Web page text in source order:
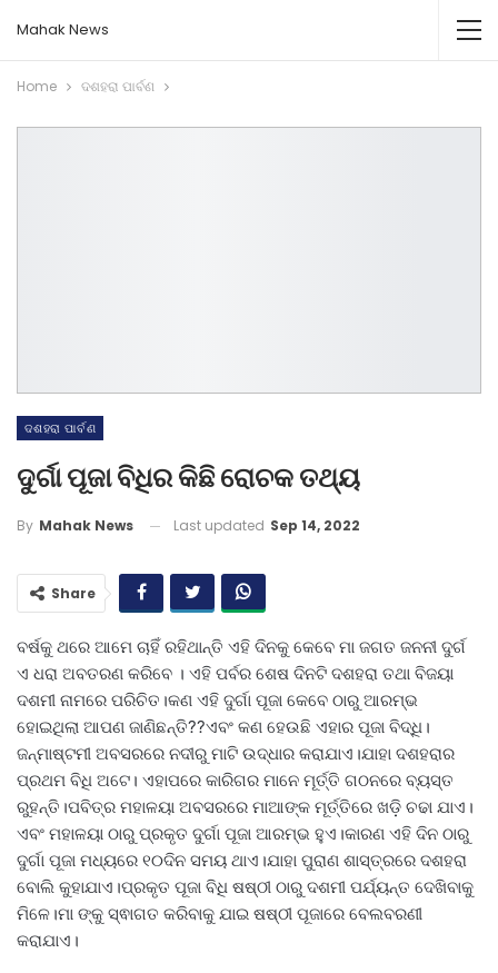
Mahak News
Home ଦଶହରା ପାର୍ବଣ
ଦଶହରା ପାର୍ବଣ
ଦୁର୍ଗା ପୂଜା ବିଧିର କିଛି ରୋଚକ ତଥ୍ୟ
By Mahak News Last updated Sep 14, 2022
Share
ବର୍ଷକୁ ଥରେ ଆମେ ଚାହିଁ ରହିଥାନ୍ତି ଏହି ଦିନକୁ କେବେ ମା ଜଗତ ଜନନୀ ଦୁର୍ଗ
ଏ ଧରା ଅବତରଣ କରିବେ । ଏହି ପର୍ବର ଶେଷ ଦିନଟି ଦଶହରା ତଥା ବିଜୟା
ଦଶମୀ ନାମରେ ପରିଚିତ।କଣ ଏହି ଦୁର୍ଗା ପୂଜା କେବେ ଠାରୁ ଆରମ୍ଭ
ହୋଇଥିଲା ଆପଣ ଜାଣିଛନ୍ତି??ଏବଂ କଣ ହେଉଛି ଏହାର ପୂଜା ବିଦ୍ଧି।
ଜନ୍ମାଷ୍ଟମୀ ଅବସରରେ ନଦୀରୁ ମାଟି ଉଦ୍ଧାର କରାଯାଏ।ଯାହା ଦଶହରାର
ପ୍ରଥମ ବିଧି ଅଟେ। ଏହାପରେ କାରିଗର ମାନେ ମୂର୍ତ୍ତି ଗଠନରେ ବ୍ୟସ୍ତ
ରୁହନ୍ତି।ପବିତ୍ର ମହାଳୟା ଅବସରରେ ମାଆଙ୍କ ମୂର୍ତ୍ତିରେ ଖଡ଼ି ଚଢା ଯାଏ।
ଏବଂ ମହାଳୟା ଠାରୁ ପ୍ରକୃତ ଦୁର୍ଗା ପୂଜା ଆରମ୍ଭ ହୁଏ।କାରଣ ଏହି ଦିନ ଠାରୁ
ଦୁର୍ଗା ପୂଜା ମଧ୍ୟରେ ୧୦ଦିନ ସମୟ ଥାଏ।ଯାହା ପୁରାଣ ଶାସ୍ତ୍ରରେ ଦଶହରା
ବୋଲି କୁହାଯାଏ।ପ୍ରକୃତ ପୂଜା ବିଧି ଷଷ୍ଠୀ ଠାରୁ ଦଶମୀ ପର୍ଯ୍ୟନ୍ତ ଦେଖିବାକୁ
ମିଳେ।ମା ଙ୍କୁ ସ୍ଵାଗତ କରିବାକୁ ଯାଇ ଷଷ୍ଠୀ ପୂଜାରେ ବେଲବରଣୀ
କରାଯାଏ।